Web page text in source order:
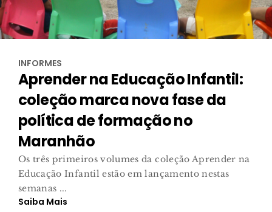
INFORMES
Aprender na Educação Infantil:
coleção marca nova fase da
política de formação no
Maranhão
Os três primeiros volumes da coleção Aprender na
Educação Infantil estão em lançamento nestas
semanas ...
Saiba Mais